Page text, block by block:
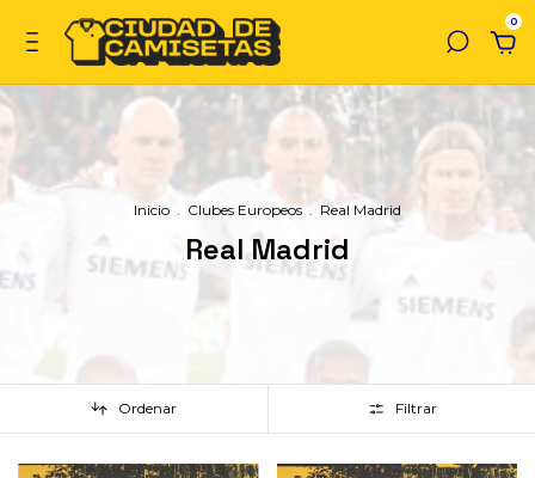
0
Inicio . Clubes Europeos . Real Madrid
Real Madrid
Ordenar Filtrar